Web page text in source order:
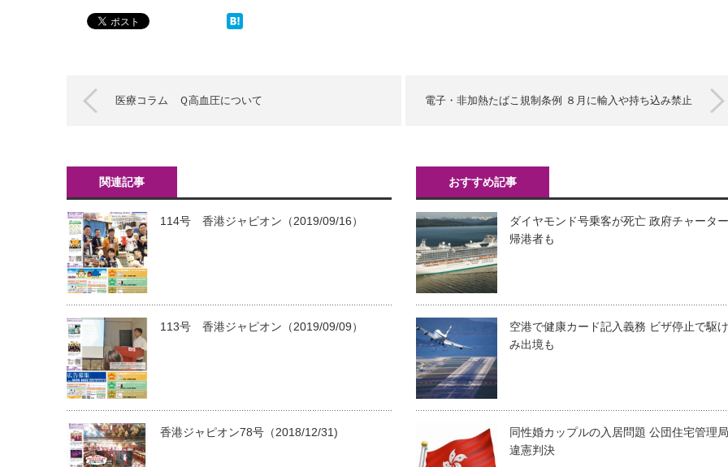
医療コラム Ｑ高血圧について 電子・非加熱たばこ規制条例 ８月に輸入や持ち込み禁止
関連記事
114号 香港ジャピオン（2019/09/16）
113号 香港ジャピオン（2019/09/09）
香港ジャピオン78号（2018/12/31)
おすすめ記事
ダイヤモンド号乗客が死亡 政府チャータ
帰港者も
空港で健康カード記入義務 ビザ停止で駆
み出境も
同性婚カップルの入居問題 公団住宅管理
違憲判決